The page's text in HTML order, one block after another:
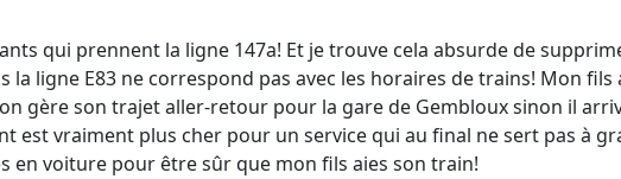
qui prennent la ligne 147a! Et je trouve cela absurde de
la ligne E83 ne correspond pas avec les horaires de trains! Mon
gère son trajet aller-retour pour la gare de Gembloux sinon il
est vraiment plus cher pour un service qui au final ne sert pas à
en voiture pour être sûr que mon fils aies son train!